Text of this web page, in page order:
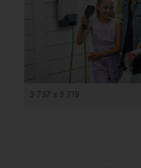
3 737 x 3 719